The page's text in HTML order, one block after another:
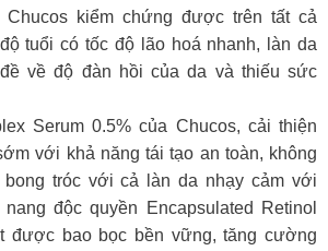
kiểm chứng được trên tất cả
tuổi có tốc độ lão hoá nhanh, làn da
về độ đàn hồi của da và thiếu sức
Serum 0.5% của Chucos, cải thiện
với khả năng tái tạo an toàn, không
tróc với cả làn da nhạy cảm với
độc quyền Encapsulated Retinol
được bao bọc bền vững, tăng cường